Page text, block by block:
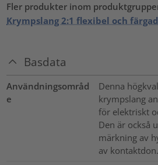
Fler produkter inom
Krympslang 2:1 flexibel och färgad
Basdata
Användningsområd
e
Denna
krympslang
för elektriskt
Den är också
märkning av
av kontaktdon.